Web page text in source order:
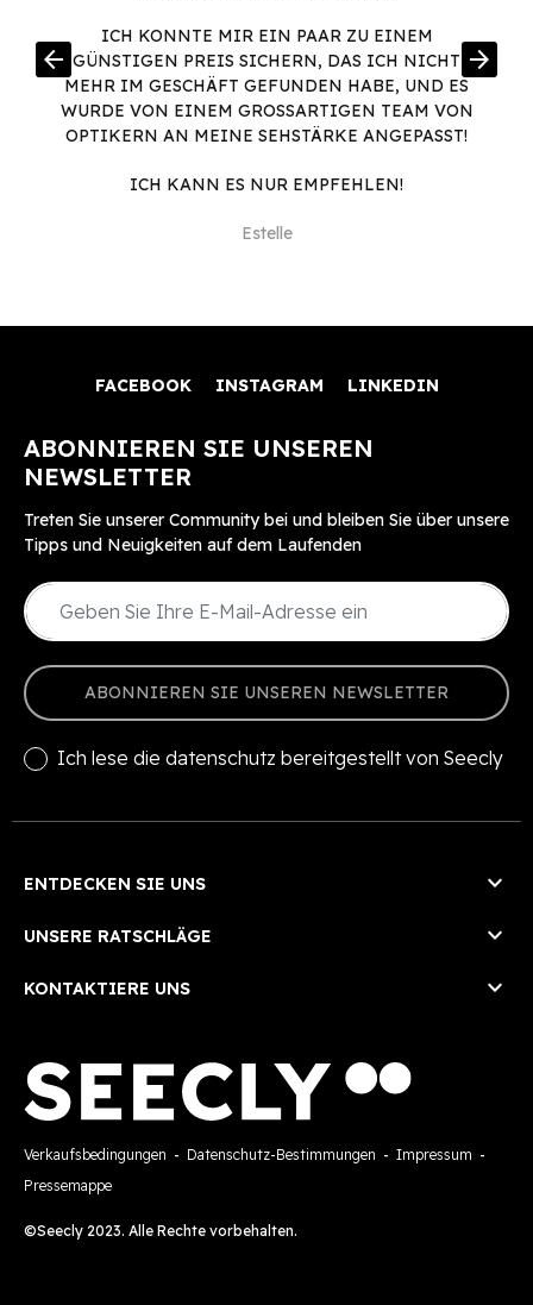
ICH KONNTE MIR EIN PAAR ZU EINEM
GÜNSTIGEN PREIS SICHERN, DAS ICH NICHT
MEHR IM GESCHÄFT GEFUNDEN HABE, UND ES
WURDE VON EINEM GROSSARTIGEN TEAM VON O
PTIKERN AN MEINE SEHSTÄRKE ANGEPASST!
ICH KANN ES NUR EMPFEHLEN!
Estelle
arrow_back arrow_forward
FACEBOOK INSTAGRAM LINKEDIN
ABONNIEREN SIE UNSEREN
NEWSLETTER
Treten Sie unserer Community bei und bleiben Sie über unsere
Tipps und Neuigkeiten auf dem Laufenden
ABONNIEREN SIE UNSEREN NEWSLETTER
Ich lese die datenschutz bereitgestellt von Seecly
ENTDECKEN SIE UNS 
UNSERE RATSCHLÄGE 
KONTAKTIERE UNS 
Verkaufsbedingungen - Datenschutz-Bestimmungen - Impressum -
Pressemappe
©Seecly 2023. Alle Rechte vorbehalten.